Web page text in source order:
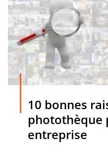
10 bonnes
photothèque
entreprise